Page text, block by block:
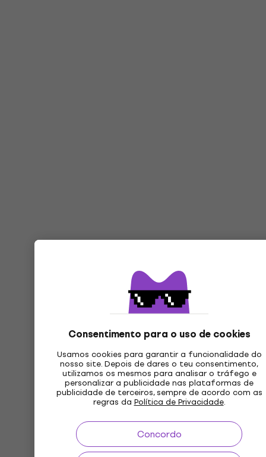
Consentimento para o uso de cookies
Usamos cookies para garantir a funcionalidade do
nosso site. Depois de dares o teu consentimento,
utilizamos os mesmos para analisar o tráfego e
personalizar a publicidade nas plataformas de
publicidade de terceiros, sempre de acordo com as
regras da Política de Privacidade.
Concordo